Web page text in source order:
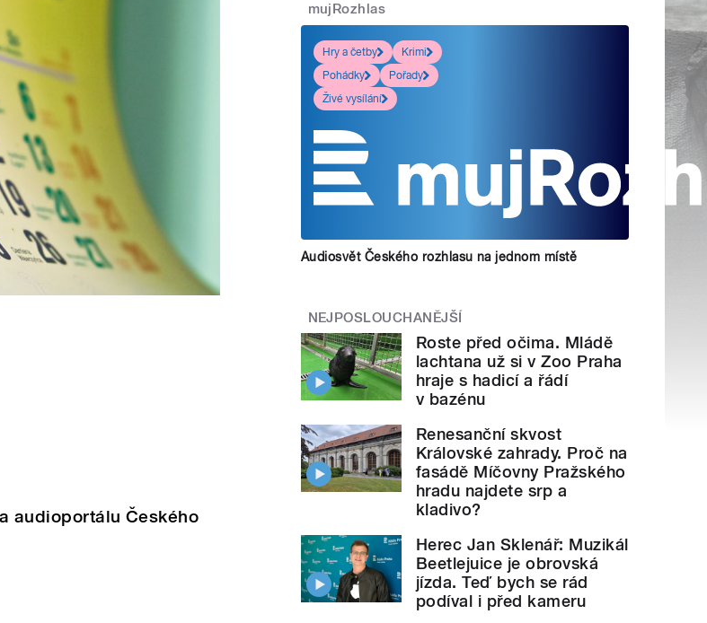
audioportálu Českého
mujRozhlas
Hry a četby
Krimi
Pohádky
Pořady
Živé vysílání
Audiosvět Českého rozhlasu na jednom místě
NEJPOSLOUCHANĚJŠÍ
Roste před očima. Mládě
lachtana už si v Zoo Praha
hraje s hadicí a řádí
v bazénu
Renesanční skvost
Královské zahrady. Proč na
fasádě Míčovny Pražského
hradu najdete srp a
kladivo?
Herec Jan Sklenář: Muzikál
Beetlejuice je obrovská
jízda. Teď bych se rád
podíval i před kameru